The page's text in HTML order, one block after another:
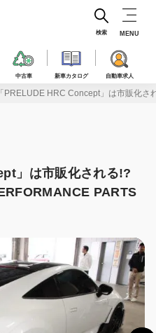
中古車 新車カタログ 自動車求人
検索 MENU
「PRELUDE HRC Concept」は市販化
」は市販化される!?
PARTS